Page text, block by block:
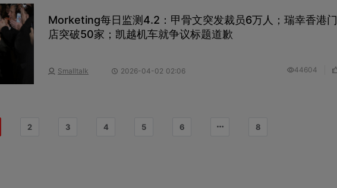
Morketing每日监测4.2：甲骨文突发裁员6万人；瑞幸香港门
店突破50家；凯越机车就争议标题道歉
Smalltalk 2026-04-02 02:06 44604
2 3 4 5 6 8